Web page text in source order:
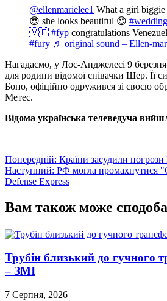
@ellenmarielee1 What a girl biggie
😎 she looks beautiful 😍
🇻🇪 #fyp congratulations
#fury ♬ original sound – Ellen-
Нагадаємо, у Лос-Анджелесі 9 березня
для родини відомої співачки Шер. Її
Боно, офіційно одружився зі своєю
Метес.
Відома українська телеведуча
Навігація
записів
Попередній: Країни засудили
Наступний: РФ могла промахнутися
Defense Express
Вам також може
Трубін близький до гучного
– ЗМІ
7 Серпня, 2026